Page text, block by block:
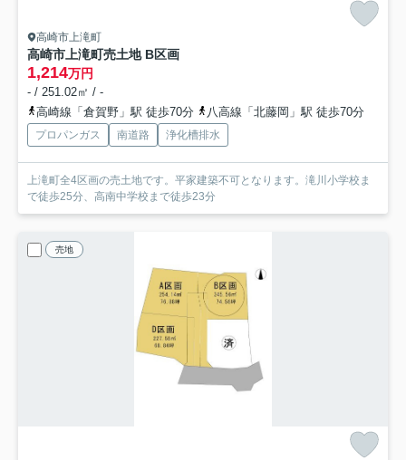
高崎市上滝町
高崎市上滝町売土地 B区画
1,214万円
- / 251.02㎡ / -
高崎線「倉賀野」駅 徒歩70分
八高線「北藤岡」駅 徒歩70分
プロパンガス 南道路 浄化槽排水
上滝町全4区画の売土地です。平家建築不可となります。滝川小学校ま
で徒歩25分、高南中学校まで徒歩23分
売地